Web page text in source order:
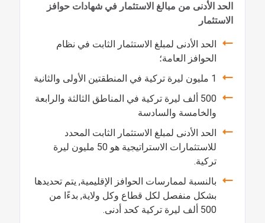
الحد الأدنى من مبالغ الاستثمار في شهادات حوافز
الاستثمار
الحد الأدنى لمبلغ الاستثمار الثابت في نظام
الحوافز العامة؛
1 مليون ليرة تركية في المنطقتين الأولى والثانية
500 ألف ليرة تركية في المناطق الثالثة والرابعة
والخامسة والسادسة
الحد الأدنى لمبلغ الاستثمار الثابت المحدد
للاستثمارات الاستراتيجية هو 50 مليون ليرة
تركية.
بالنسبة لممارسات الحوافز الإقليمية, يتم تحديدها
بشكل منفصل لكل قطاع وكل ولاية, بدءًا من
500 ألف ليرة تركية كحد أدنى.